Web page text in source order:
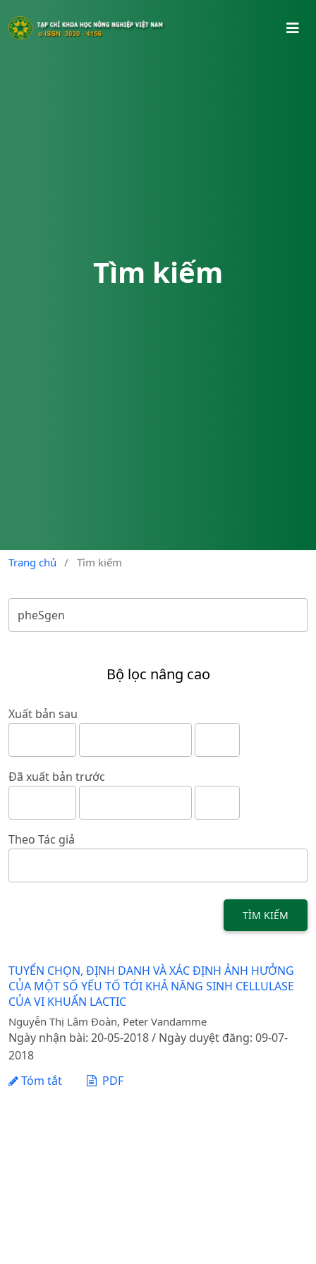
Tìm kiếm
Trang chủ / Tìm kiếm
Bộ lọc nâng cao
Xuất bản sau
Đã xuất bản trước
Theo Tác giả
TÌM KIẾM
TUYỂN CHỌN, ĐỊNH DANH VÀ XÁC ĐỊNH ẢNH HƯỞNG
CỦA MỘT SỐ YẾU TỐ TỚI KHẢ NĂNG SINH CELLULASE
CỦA VI KHUẨN LACTIC
Nguyễn Thị Lâm Đoàn, Peter Vandamme
Ngày nhận bài: 20-05-2018 / Ngày duyệt đăng: 09-07-
2018
Tóm tắt
PDF